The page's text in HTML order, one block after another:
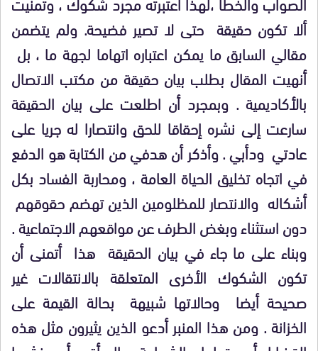
ألا تكون حقيقة حتى لا تصير فضيحة. ولم يتضمن
مقالي السابق ما يمكن اعتباره اتهاما لجهة ما ، بل
أنهيت المقال بطلب بيان حقيقة من مكتب الاتصال
بالأكاديمية . وبمجرد أن اطلعت على بيان الحقيقة
سارعت إلى نشره إحقاقا للحق وانتصارا له جريا على
عادتي ودأبي . وأذكر أن هدفي من الكتابة هو الدفع
في اتجاه تخليق الحياة العامة ، ومحاربة الفساد بكل
أشكاله والانتصار للمظلومين الذين تهضم حقوقهم
دون استثناء وبغض الطرف عن مواقعهم الاجتماعية .
وبناء على ما جاء في بيان الحقيقة هذا أتمنى أن
تكون الشكوك الأخرى المتعلقة بالانتقالات غير
صحيحة أيضا وحالاتها شبيهة بحالة القيمة على
الخزانة . ومن هذا المنبر أدعو الذين يثيرون مثل هذه